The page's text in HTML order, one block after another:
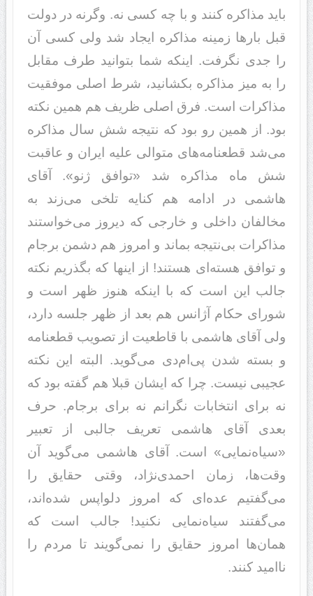
باید مذاکره کنند و با چه کسی نه. وگرنه در دولت
قبل بارها زمینه مذاکره ایجاد شد ولی کسی آن
را جدی نگرفت. اینکه شما بتوانید طرف مقابل
را به میز مذاکره بکشانید، شرط اصلی موفقیت
مذاکرات است. فرق اصلی ظریف هم همین نکته
بود. از همین رو بود که نتیجه شش سال مذاکره
می‌شد قطعنامه‌های متوالی علیه ایران و عاقبت
شش ماه مذاکره شد «توافق ژنو». آقای
هاشمی در ادامه هم کنایه تلخی می‌زند به
مخالفان داخلی و خارجی که دیروز می‌خواستند
مذاکرات بی‌نتیجه‌ بماند و امروز هم دشمن برجام
و توافق هسته‌ای هستند! از اینها که بگذریم نکته
جالب این است که با اینکه هنوز ظهر است و
شورای حکام آژانس هم بعد از ظهر جلسه دارد،
ولی آقای هاشمی با قاطعیت از تصویب قطعنامه
و بسته شدن پی‌ام‌دی می‌گوید. البته این نکته
عجیبی نیست. چرا که ایشان قبلا هم گفته بود که
نه برای انتخابات نگرانم نه برای برجام. حرف
بعدی آقای هاشمی تعریف جالبی از تعبیر
«سیاه‌نمایی» است. آقای هاشمی می‌گوید آن
وقت‌ها، زمان احمدی‌نژاد، وقتی حقایق را
می‌گفتیم عده‌ای که امروز دلواپس شده‌اند،
می‌گفتند سیاه‌نمایی نکنید! جالب است که
همان‌ها امروز حقایق را نمی‌گویند تا مردم را
ناامید کنند.